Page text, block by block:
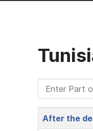
Enter Part of
Title
After the